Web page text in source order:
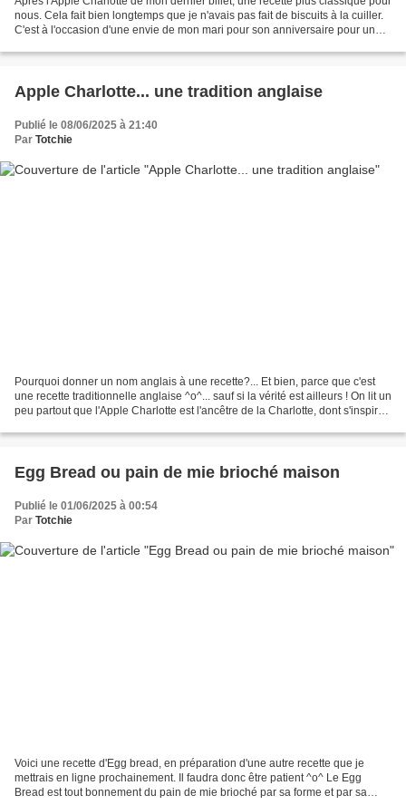
nous. Cela fait bien longtemps que je n'avais pas fait de biscuits à la cuiller.
C'est à l'occasion d'une envie de mon mari pour son anniversaire pour une
Apple Charlotte... une tradition anglaise
Publié le 08/06/2025 à 21:40
Par Totchie
Pourquoi donner un nom anglais à une recette?... Et bien, parce que c'est
une recette traditionnelle anglaise ^o^... sauf si la vérité est ailleurs ! On lit un
peu partout que l'Apple Charlotte est l'ancêtre de la Charlotte, dont s'inspira
Egg Bread ou pain de mie brioché maison
Publié le 01/06/2025 à 00:54
Par Totchie
Voici une recette d'Egg bread, en préparation d'une autre recette que je
mettrais en ligne prochainement. Il faudra donc être patient ^o^ Le Egg
Bread est tout bonnement du pain de mie brioché par sa forme et par sa